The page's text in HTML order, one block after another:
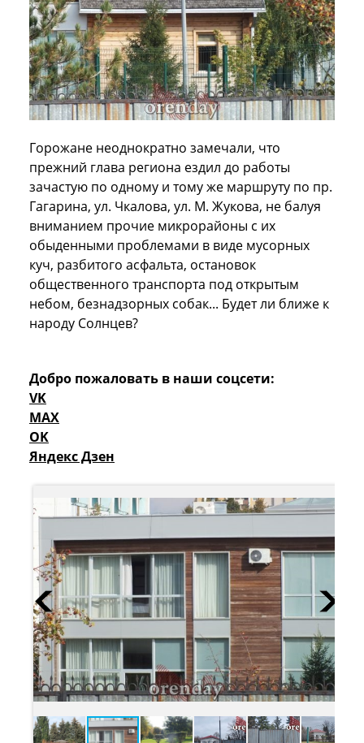
Горожане неоднократно замечали, что
прежний глава региона ездил до работы
зачастую по одному и тому же маршруту по пр.
Гагарина, ул. Чкалова, ул. М. Жукова, не балуя
вниманием прочие микрорайоны с их
обыденными проблемами в виде мусорных
куч, разбитого асфальта, остановок
общественного транспорта под открытым
небом, безнадзорных собак... Будет ли ближе к
народу Солнцев?
Добро пожаловать в наши соцсети:
VK
MAX
OK
Яндекс Дзен